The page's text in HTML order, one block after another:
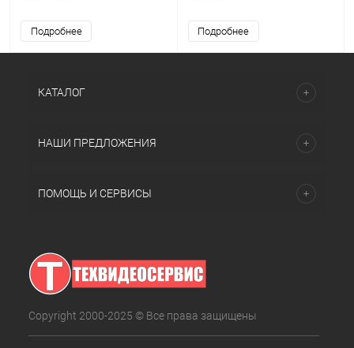
Подробнее Подробнее
КАТАЛОГ
НАШИ ПРЕДЛОЖЕНИЯ
ПОМОЩЬ И СЕРВИСЫ
Copyright 2000-2025 © Все права защищены